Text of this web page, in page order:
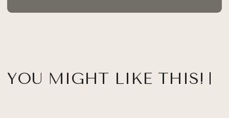
YOU MIGHT LIKE THIS!